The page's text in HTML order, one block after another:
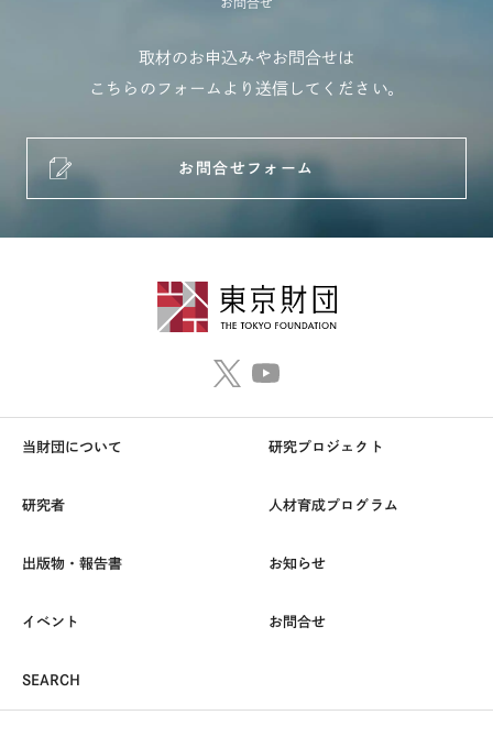
取材のお申込みやお問合せは
こちらのフォームより送信してください。
お問合せフォーム
当財団について 研究プロジェクト
研究者 人材育成プログラム
出版物・報告書 お知らせ
イベント お問合せ
SEARCH